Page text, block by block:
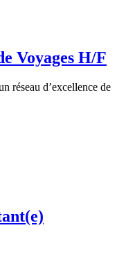
Voyages H/F
réseau d’excellence de